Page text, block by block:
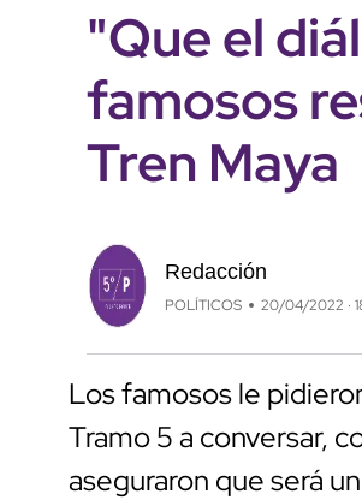
"Que el
famosos
Tren Maya
Redacción
POLÍTICOS 20/04/2022 ·
Los famosos le
Tramo 5 a conversar,
aseguraron que será